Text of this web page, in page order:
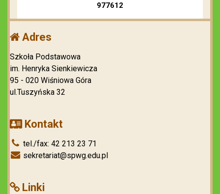
977612
Adres
Szkoła Podstawowa
im. Henryka Sienkiewicza
95 - 020 Wiśniowa Góra
ul.Tuszyńska 32
Kontakt
tel./fax: 42 213 23 71
sekretariat@spwg.edu.pl
Linki